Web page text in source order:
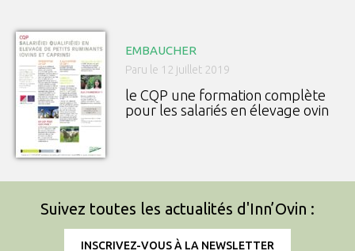
EMBAUCHER
Paru le 12 juillet 2019
le CQP une formation complète
pour les salariés en élevage ovin
Suivez toutes les actualités d'Inn’Ovin :
INSCRIVEZ-VOUS À LA NEWSLETTER